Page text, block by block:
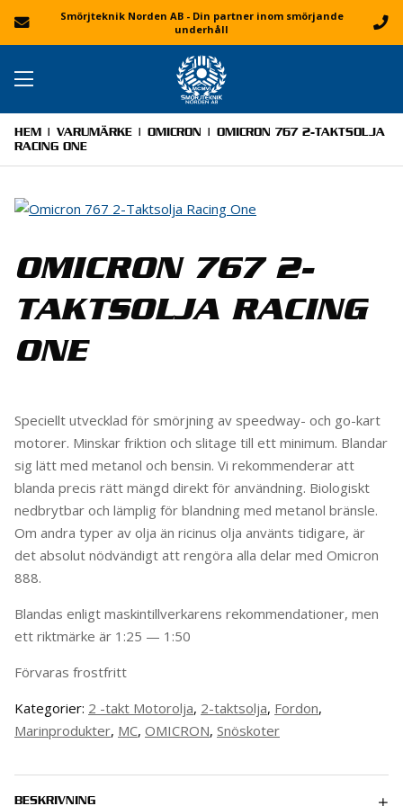
Smörjteknik Norden AB - Din partner inom smörjande
underhåll
HEM | VARUMÄRKE | OMICRON | OMICRON 767 2-TAKTSOLJA
RACING ONE
OMICRON 767 2-
TAKTSOLJA RACING
ONE
Speciellt utvecklad för smörj­ning av speedway- och go-kart
motorer. Minskar friktion och slitage till ett minimum. Blandar
sig lätt med metanol och bensin. Vi rekom­menderar att
blanda precis rätt mängd direkt för användning. Biologiskt
ned­brytbar och lämplig för blandning med metanol bränsle.
Om andra typer av olja än ricinus olja använts tidigare, är
det absolut nöd­vändigt att rengöra alla delar med Omicron
888.
Blandas enligt maskintillverkarens rekommendationer, men
ett riktmärke är 1:25 — 1:50
Förvaras frostfritt
Kategorier: 2 -takt Motorolja, 2-taktsolja, Fordon,
Marinprodukter, MC, OMICRON, Snöskoter
BESKRIVNING